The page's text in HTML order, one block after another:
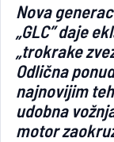
Nova
„GLC” daje
„trokrake
Odlična
najnovijim
udobna
motor